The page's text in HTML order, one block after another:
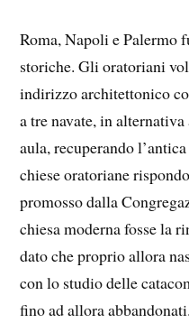
Roma, Napoli e Palermo
storiche. Gli oratoriani
indirizzo architettonico
a tre navate, in
aula, recuperando
chiese oratoriane
promosso dalla
chiesa moderna fosse la
dato che proprio allora
con lo studio delle
fino ad allora abbandonati.